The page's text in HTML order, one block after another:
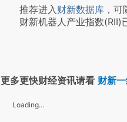
推荐进入财新数据库 ，
财新机器人产业指数(RII)
更多更快财经资讯请看 财新
Loading...